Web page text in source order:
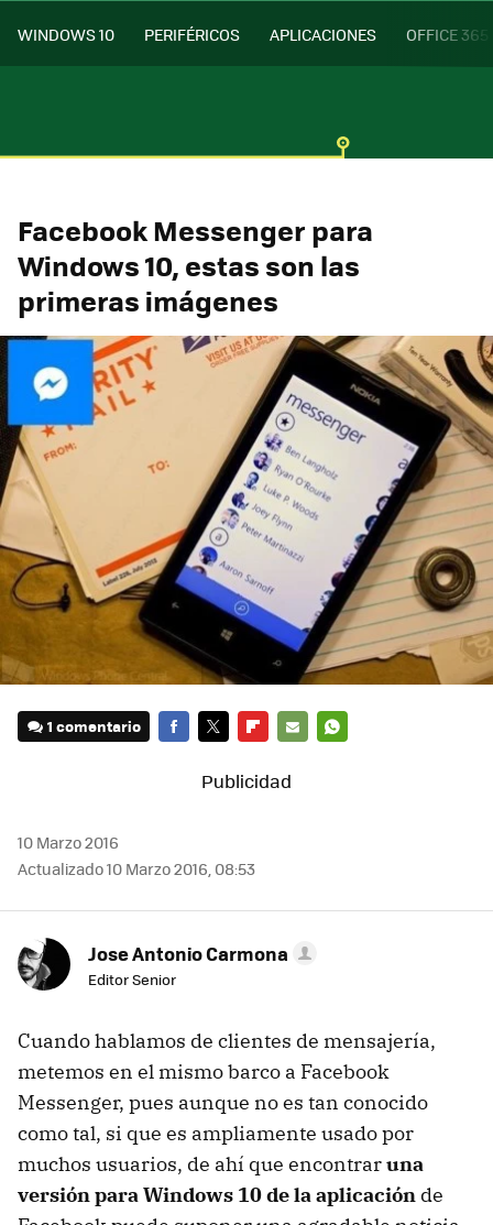
WINDOWS 10 PERIFÉRICOS APLICACIONES OFFICE 365
Facebook Messenger para
Windows 10, estas son las
primeras imágenes
1 comentario
MAIL
10 Marzo 2016
Actualizado 10 Marzo 2016, 08:53
Jose Antonio Carmona
Editor Senior
Cuando hablamos de clientes de mensajería,
metemos en el mismo barco a Facebook
Messenger, pues aunque no es tan conocido
como tal, si que es ampliamente usado por
muchos usuarios, de ahí que encontraruna
versión para Windows 10 de la aplicación de